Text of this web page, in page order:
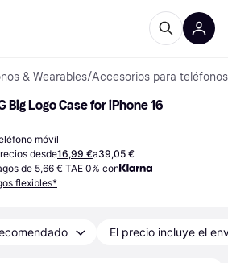
& Wearables/Accesorios para
Big Logo Case for iPhone 16
móvil
desde16,99 €a39,05 €
de 5,66 € TAE 0% con
flexibles*
El precio incluye el